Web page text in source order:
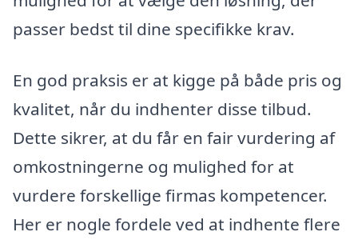
passer bedst til dine specifikke krav.
En god praksis er at kigge på både pris og
kvalitet, når du indhenter disse tilbud.
Dette sikrer, at du får en fair vurdering af
omkostningerne og mulighed for at
vurdere forskellige firmas kompetencer.
Her er nogle fordele ved at indhente flere